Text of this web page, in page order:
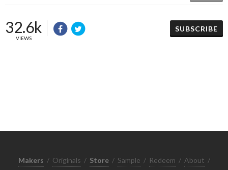
32.6k
VIEWS
SUBSCRIBE
Makers / Originals / Store / Sample / Redeem / About /